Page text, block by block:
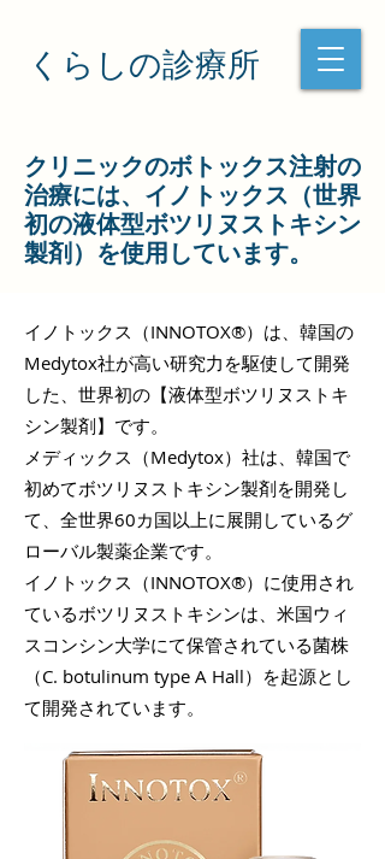
くらしの診療所
クリニックのボトックス注射の
治療には、イノトックス（世界
初の液体型ボツリヌストキシン
製剤）を使用しています。
イノトックス（INNOTOX®︎）は、韓国の
Medytox社が高い研究力を駆使して開発
した、世界初の【液体型ボツリヌストキ
シン製剤】です。
メディックス（Medytox）社は、韓国で
初めてボツリヌストキシン製剤を開発し
て、全世界60カ国以上に展開しているグ
ローバル製薬企業です。
イノトックス（INNOTOX®︎）に使用され
ているボツリヌストキシンは、米国ウィ
スコンシン大学にて保管されている菌株
（C. botulinum type A Hall）を起源とし
て開発されています。